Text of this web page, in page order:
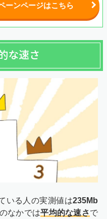
ーンページはこちら
な速さ
いる人の実測値は235Mb
なかでは平均的な速さで